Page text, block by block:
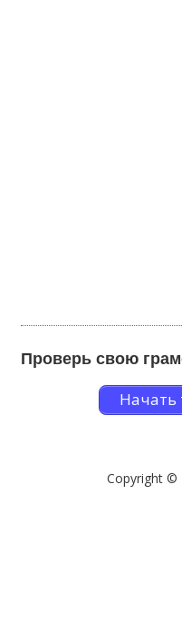
Проверь свою
Начать
Copyright ©